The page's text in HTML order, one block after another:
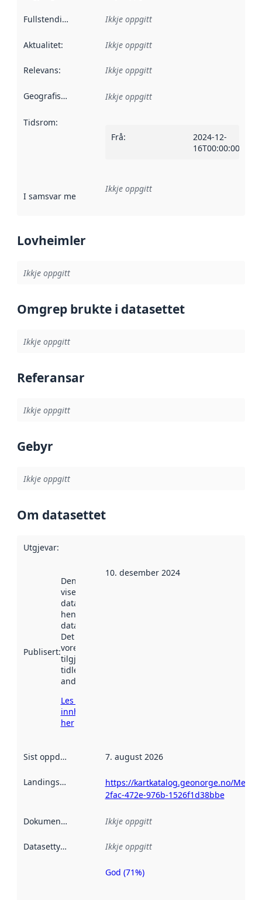
Fullstendigheit Ikkje oppgitt
Aktualitet: Ikkje oppgitt
Relevans: Ikkje oppgitt
Geografisk område Ikkje oppgitt
Tidsrom:
Frå:
2024-12-
16T00:00:00Z
I samsvar med Referanse til ei implementeringsregel eller
Ikkje oppgitt
Lovheimler
Ikkje oppgitt
Omgrep brukte i datasettet
Ikkje oppgitt
Referansar
Ikkje oppgitt
Gebyr
Ikkje oppgitt
Om datasettet
Utgjevar:
Publisert:
Denne datoen
viser når
datasettet vart
henta inn av
data.norge.no.
Det kan ha
vore
tilgjengeleg
tidlegare
andre stader.
Les meir om
innhenting
her
10. desember 2024
Sist oppdatert 7. august 2026
Landingsside
https://kartkatalog.geonorge.no/
2fac-472e-976b-1526f1d38bbe
Dokumentasjon Ikkje oppgitt
Datasettype Ikkje oppgitt
Metadatakvalitet
God (71%)